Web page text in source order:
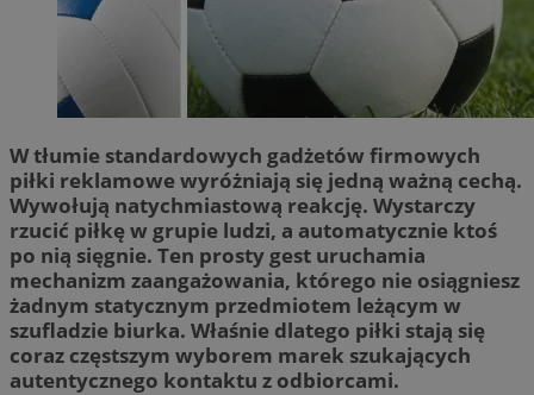
W tłumie standardowych gadżetów firmowych
piłki reklamowe wyróżniają się jedną ważną cechą.
Wywołują natychmiastową reakcję. Wystarczy
rzucić piłkę w grupie ludzi, a automatycznie ktoś
po nią sięgnie. Ten prosty gest uruchamia
mechanizm zaangażowania, którego nie osiągniesz
żadnym statycznym przedmiotem leżącym w
szufladzie biurka. Właśnie dlatego piłki stają się
coraz częstszym wyborem marek szukających
autentycznego kontaktu z odbiorcami.